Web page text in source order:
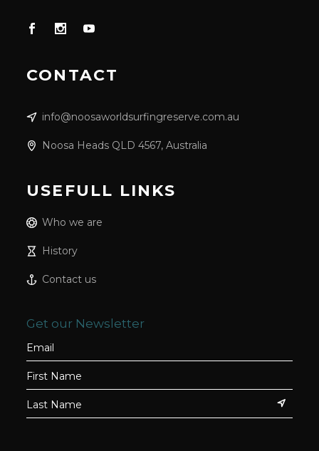
CONTACT
info@noosaworldsurfingreserve.com.au
Noosa Heads QLD 4567, Australia
USEFULL LINKS
Who we are
History
Contact us
Get our Newsletter